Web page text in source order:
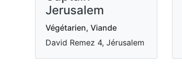
Jerusalem
Végétarien, Viande
David Remez 4, Jérusalem